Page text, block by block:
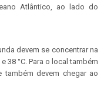
Atlântico, ao lado do
devem se concentrar na
38 °C. Para o local também
devem chegar ao